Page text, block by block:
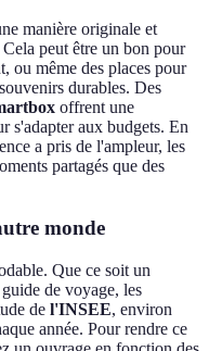
manière originale et
peut être un bon pour
ou même des places pour
durables. Des
offrent une
s'adapter aux budgets. En
a pris de l'ampleur, les
partagés que des
monde
Que ce soit un
de voyage, les
de l'INSEE, environ
année. Pour rendre ce